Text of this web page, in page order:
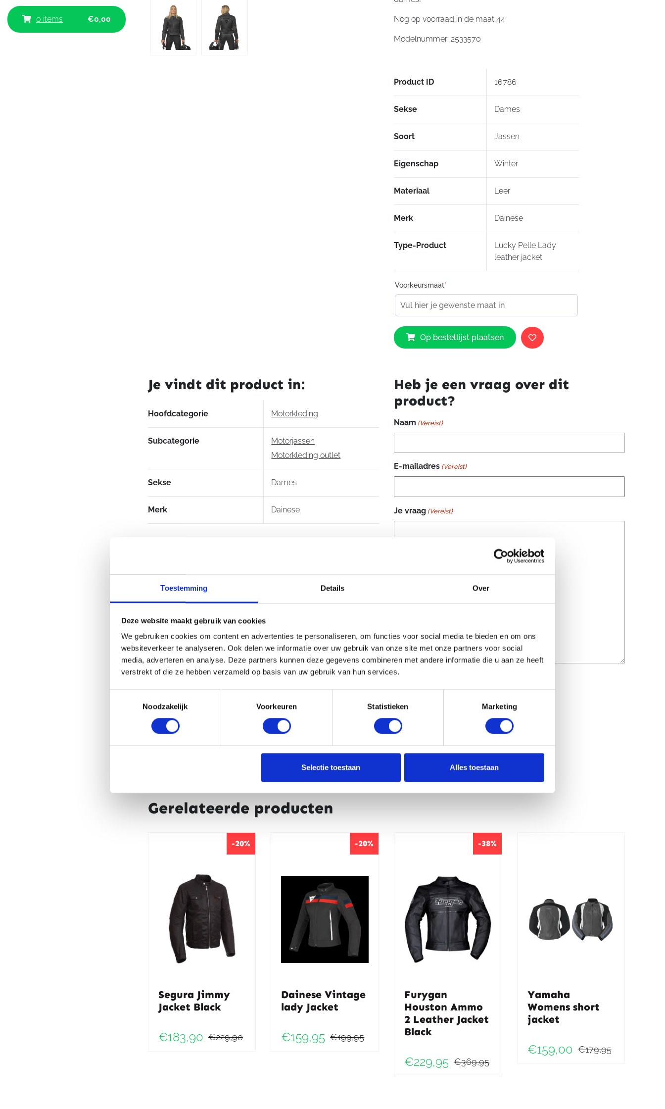
Toestemming Details Over
Deze website maakt gebruik van cookies
We gebruiken cookies om content en advertenties te personaliseren, om functies voor social media te bieden en om ons
websiteverkeer te analyseren. Ook delen we informatie over uw gebruik van onze site met onze partners voor social
media, adverteren en analyse. Deze partners kunnen deze gegevens combineren met andere informatie die u aan ze heeft
verstrekt of die ze hebben verzameld op basis van uw gebruik van hun services.
Noodzakelijk
Voorkeuren Statistieken Marketing
Selectie toestaan Alles toestaan
0 items €0,00 Nog op voorraad in de maat 44
Modelnummer: 2533570
Product ID 16786
Sekse Dames
Soort Jassen
Eigenschap Winter
Materiaal Leer
Merk Dainese
Type-Product
Lucky Pelle Lady
leather jacket
Voorkeursmaat*
Dainese
Lucky
Pelle
jacket
aantal
Op bestellijst plaatsen
Je vindt dit product in:
Hoofdcategorie Motorkleding
Subcategorie
Motorjassen
Motorkleding outlet
Sekse Dames
Merk Dainese
Heb je een vraag over dit
product?
Naam (Vereist)
E-mailadres (Vereist)
Je vraag (Vereist)
Gerelateerde producten
-20%
Segura Jimmy
Jacket Black
€229,90
Oorspronkelijke
€183,90
Huidige
-20%
Dainese Vintage
lady Jacket
€199,95
€159,95
-38%
Furygan
Houston Ammo
2 Leather Jacket
Black
€369,95
€229,95
Yamaha
Womens short
jacket
€179,95
€159,00